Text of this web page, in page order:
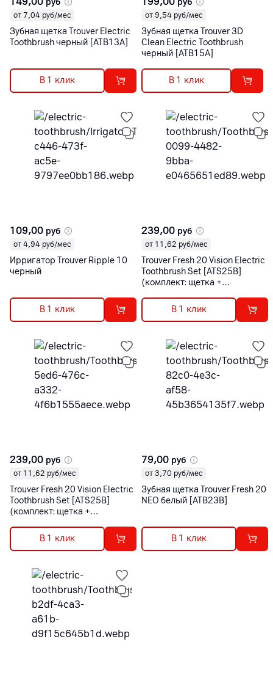
руб
от 7,04 руб/мес
Зубная щетка Trouver Electric
Toothbrush черный [ATB13A]
В 1 клик
руб
от 9,54 руб/мес
Зубная щетка Trouver 3D
Clean Electric Toothbrush
черный [ATB15A]
В 1 клик
109,00 руб
от 4,94 руб/мес
Ирригатор Trouver Ripple 10
черный
В 1 клик
239,00 руб
от 11,62 руб/мес
Trouver Fresh 20 Vision Electric
Toothbrush Set [ATS25B]
(комплект: щетка +
В 1 клик
239,00 руб
от 11,62 руб/мес
Trouver Fresh 20 Vision Electric
Toothbrush Set [ATS25B]
(комплект: щетка +
В 1 клик
79,00 руб
от 3,70 руб/мес
Зубная щетка Trouver Fresh 20
NEO белый [ATB23B]
В 1 клик